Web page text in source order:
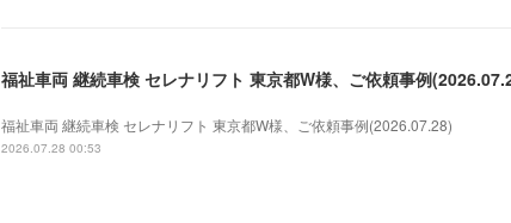
福祉車両 継続車検 セレナリフト 東京都W様、ご依頼事例
福祉車両 継続車検 セレナリフト 東京都W様、ご依頼事例(2026.07.28)
2026.07.28 00:53